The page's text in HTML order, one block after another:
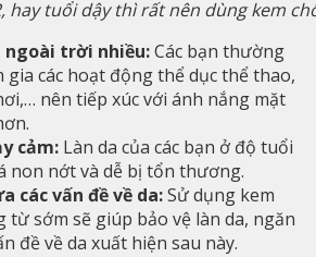
hay tuổi dậy thì rất nên dùng kem
ngoài trời nhiều:Các bạn thường
gia các hoạt động thể dục thể thao,
nên tiếp xúc với ánh nắng mặt
cảm: Làn da của các bạn ở độ tuổi
non nớt và dễ bị tổn thương.
các vấn đề về da:Sử dụng kem
từ sớm sẽ giúp bảo vệ làn da, ngăn
đề về da xuất hiện sau này.